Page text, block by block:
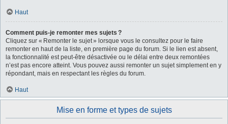
Haut
Comment puis-je remonter mes sujets ?
Cliquez sur « Remonter le sujet » lorsque vous le consultez pour le faire
remonter en haut de la liste, en première page du forum. Si le lien est absent,
la fonctionnalité est peut-être désactivée ou le délai entre deux remontées
n’est pas encore atteint. Vous pouvez aussi remonter un sujet simplement en y
répondant, mais en respectant les règles du forum.
Haut
Mise en forme et types de sujets